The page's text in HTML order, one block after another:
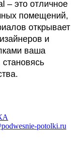
– это отличное
помещений,
открывает
и
ваша
potolki.ru